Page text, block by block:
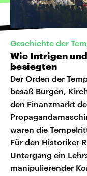
Geschichte der
Wie Intrigen
besiegten
Der Orden der
besaß Burgen,
den Finanzmarkt
waren die
Für den Historiker
Untergang ein
manipulierender